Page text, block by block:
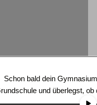
Inhalt zuzugreifen,
Sie, dass dabei
Schon bald dein
und überlegst,